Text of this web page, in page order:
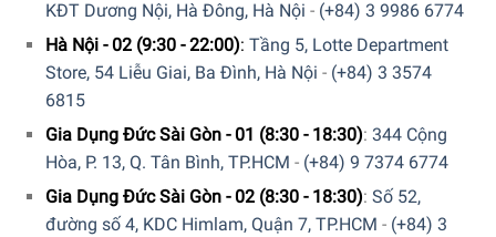
ứng của bếp từ và lỗ thoát khói của máy hút mùi chỉ trong
một thiết bị. Ngoài ra, máy hút mùi âm hút hơi nước và mùi
trực tiếp từ nguồn, để bếp luôn sạch sẽ.”
KĐT Dương Nội, Hà Đông, Hà Nội - (+84) 3 9986 6774
Hà Nội - 02 (9:30 - 22:00): Tầng 5, Lotte Department
Store, 54 Liễu Giai, Ba Đình, Hà Nội - (+84) 3 3574
6815
Gia Dụng Đức Sài Gòn - 01 (8:30 - 18:30): 344 Cộng
Hòa, P. 13, Q. Tân Bình, TP.HCM - (+84) 9 7374 6774
Gia Dụng Đức Sài Gòn - 02 (8:30 - 18:30): Số 52,
đường số 4, KDC Himlam, Quận 7, TP.HCM - (+84) 3